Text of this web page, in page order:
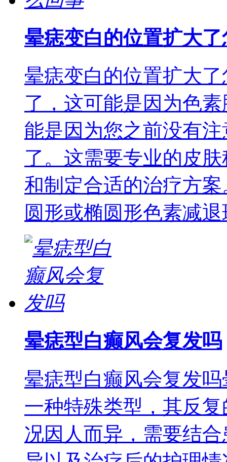
晕痣变白的位置扩大
晕痣变白的位置扩大
了，这可能是因为色
能是因为您之前没有
了。这需要专业的皮
和制定合适的治疗方
圆形或椭圆形色素减
晕痣型白癫风会复发吗
晕痣型白癫风会复发
一种特殊类型，其反
况因人而异，需要结